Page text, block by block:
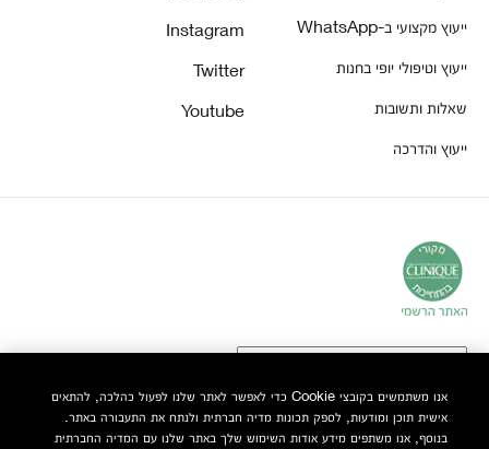
ייעוץ מקצועי ב-WhatsApp
ייעוץ וטיפולי יופי בחנות
שאלות ותשובות
ייעוץ והדרכה
Instagram
Twitter
Youtube
אנו משתמשים בקובצי Cookie כדי לאפשר לאתר שלנו לפעול כהלכה, להתאים
אישית תוכן ומודעות, לספק תכונות מדיה חברתית ולנתח את התעבורה באתר.
בנוסף, אנו משתפים מידע אודות השימוש שלך באתר שלנו עם המדיה החברתית